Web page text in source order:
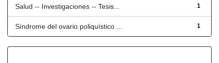
1
Salud -- Investigaciones -- Tesis...
1
Síndrome del ovario poliquístico ...